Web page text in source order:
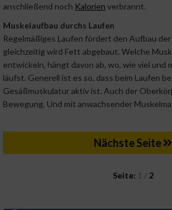
anschließend noch Kalorien verbrannt.
Muskelaufbau durchs Laufen
Regelmäßiges Laufen fördert den Aufbau
gleichzeitig wird Fett abgebaut. Welche
entwickeln, hängt davon ab, wo, wie viel
läufst. Generell ist es so, dass beim Laufen
Gesäßmuskulatur aktiv ist. Auch der
Bewegung. Und mit anwachsender
Nächste Seite
Seite: 1 / 2